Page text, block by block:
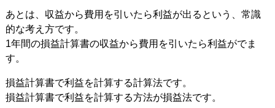
あとは、収益から費用を引いたら利益が出るという、常識
的な考え方です。
1年間の損益計算書の収益から費用を引いたら利益がでま
す。
損益計算書で利益を計算する計算法です。
損益計算書で利益を計算する方法が損益法です。